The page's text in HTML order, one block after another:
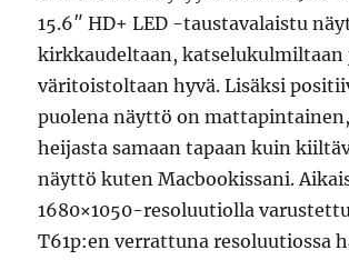
15.6″ HD+ LED -taustavalaistu
kirkkaudeltaan, katselukulmiltaan
väritoistoltaan hyvä. Lisäksi
puolena näyttö on
heijasta samaan tapaan kuin
näyttö kuten Macbookissani.
1680×1050-resoluutiolla
T61p:en verrattuna resoluutiossa